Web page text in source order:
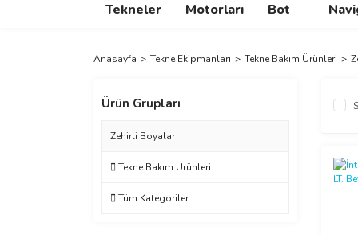
Tekneler
Motorları
Bot
Anasayfa Tekne Ekipmanları Tekne Bakım Ürünleri
Ürün Grupları
Zehirli Boyalar
Tekne Bakım Ürünleri
Tüm Kategoriler